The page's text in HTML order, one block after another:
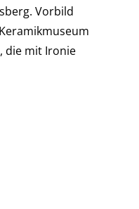
Vorbild
die mit Ironie